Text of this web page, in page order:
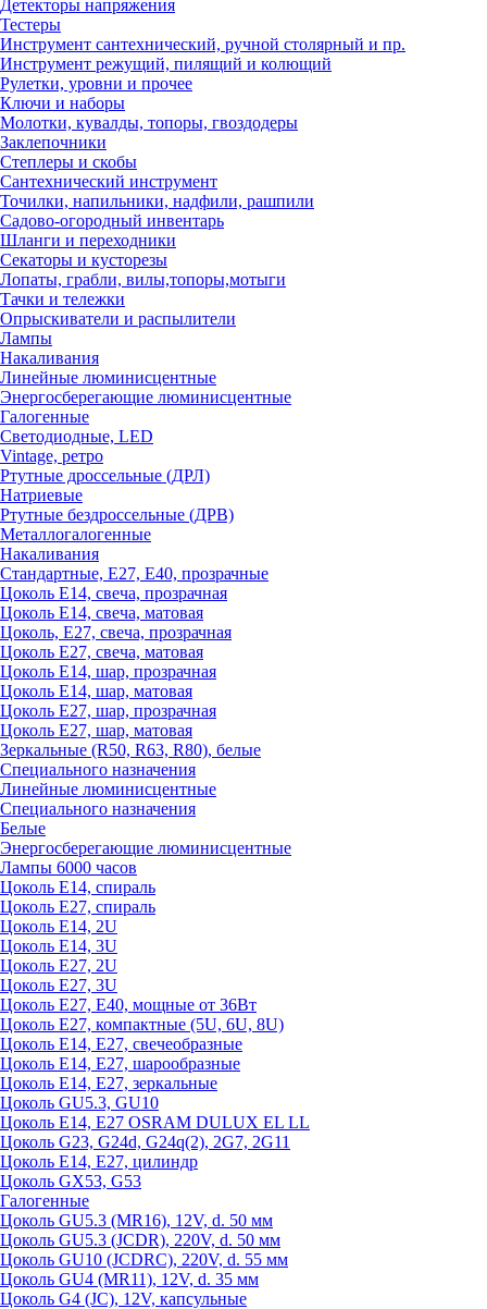
Детекторы напряжения
Тестеры
Инструмент сантехнический, ручной столярный и пр.
Инструмент режущий, пилящий и колющий
Рулетки, уровни и прочее
Ключи и наборы
Молотки, кувалды, топоры, гвоздодеры
Заклепочники
Степлеры и скобы
Сантехнический инструмент
Точилки, напильники, надфили, рашпили
Садово-огородный инвентарь
Шланги и переходники
Секаторы и кусторезы
Лопаты, грабли, вилы,топоры,мотыги
Тачки и тележки
Опрыскиватели и распылители
Лампы
Накаливания
Линейные люминисцентные
Энергосберегающие люминисцентные
Галогенные
Светодиодные, LED
Vintage, ретро
Ртутные дроссельные (ДРЛ)
Натриевые
Ртутные бездроссельные (ДРВ)
Металлогалогенные
Накаливания
Стандартные, Е27, Е40, прозрачные
Цоколь Е14, свеча, прозрачная
Цоколь Е14, свеча, матовая
Цоколь, Е27, свеча, прозрачная
Цоколь Е27, свеча, матовая
Цоколь Е14, шар, прозрачная
Цоколь Е14, шар, матовая
Цоколь Е27, шар, прозрачная
Цоколь Е27, шар, матовая
Зеркальные (R50, R63, R80), белые
Специального назначения
Линейные люминисцентные
Специального назначения
Белые
Энергосберегающие люминисцентные
Лампы 6000 часов
Цоколь Е14, спираль
Цоколь Е27, спираль
Цоколь Е14, 2U
Цоколь Е14, 3U
Цоколь Е27, 2U
Цоколь Е27, 3U
Цоколь Е27, Е40, мощные от 36Вт
Цоколь Е27, компактные (5U, 6U, 8U)
Цоколь Е14, Е27, свечеобразные
Цоколь Е14, Е27, шарообразные
Цоколь Е14, Е27, зеркальные
Цоколь GU5.3, GU10
Цоколь Е14, Е27 OSRAM DULUX EL LL
Цоколь G23, G24d, G24q(2), 2G7, 2G11
Цоколь Е14, Е27, цилиндр
Цоколь GX53, G53
Галогенные
Цоколь GU5.3 (MR16), 12V, d. 50 мм
Цоколь GU5.3 (JCDR), 220V, d. 50 мм
Цоколь GU10 (JCDRC), 220V, d. 55 мм
Цоколь GU4 (MR11), 12V, d. 35 мм
Цоколь G4 (JC), 12V, капсульные